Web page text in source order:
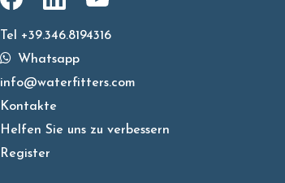
Tel +39.346.8194316
Whatsapp
info@waterfitters.com
Kontakte
Helfen Sie uns zu verbessern
Register